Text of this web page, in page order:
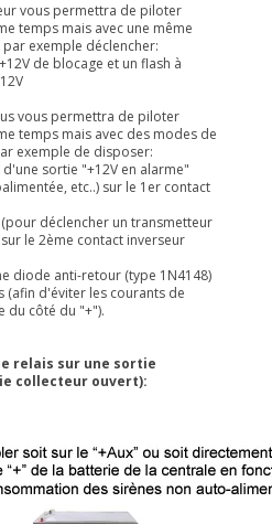
vous permettra de piloter
temps mais avec une même
exemple déclencher:
de blocage et un flash à
vous permettra de piloter
temps mais avec des modes de
exemple de disposer:
sortie "+12V en alarme"
etc..) sur le 1er contact
déclencher un transmetteur
le 2ème contact inverseur
diode anti-retour (type 1N4148)
(afin d'éviter les courants de
du côté du "+").
relais sur une sortie
collecteur ouvert):